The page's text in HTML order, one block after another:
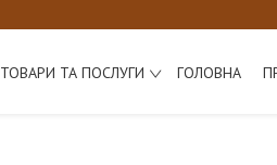
ТОВАРИ ТА ПОСЛУГИ ГОЛОВНА